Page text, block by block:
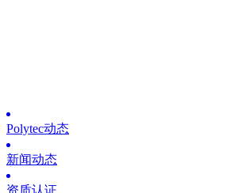
Polytec动态
新闻动态